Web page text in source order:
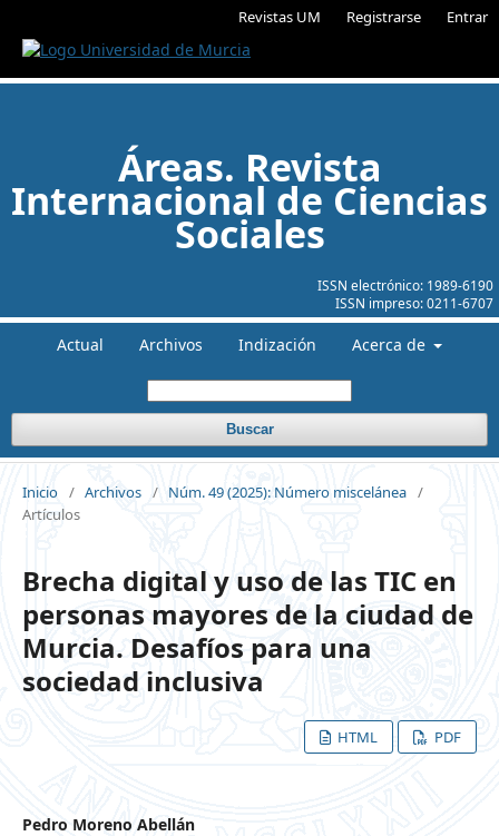
Revistas UM Registrarse Entrar
ISSN electrónico: 1989-6190
ISSN impreso:0211-6707
Áreas. Revista
Internacional de Ciencias
Sociales
Actual Archivos Indización Acerca de
Buscar
Inicio / Archivos / Núm. 49 (2025): Número miscelánea /
Artículos
Brecha digital y uso de las TIC en
personas mayores de la ciudad de
Murcia. Desafíos para una
sociedad inclusiva
HTML PDF
Pedro Moreno Abellán